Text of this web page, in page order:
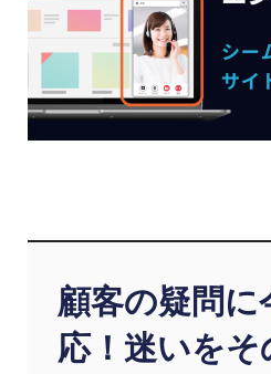
顧客の疑問に
応！迷いをそ